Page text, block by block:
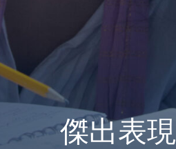
傑出表現